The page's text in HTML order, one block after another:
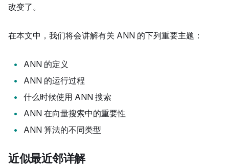
改变了。
在本文中，我们将会讲解有关 ANN 的下列重要主题：
ANN 的定义
ANN 的运行过程
什么时候使用 ANN 搜索
ANN 在向量搜索中的重要性
ANN 算法的不同类型
近似最近邻详解